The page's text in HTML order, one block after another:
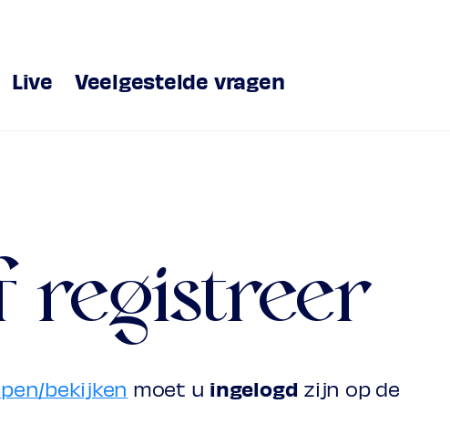
Live Veelgestelde vragen
registreer
bekijken moet u ingelogd zijn op de